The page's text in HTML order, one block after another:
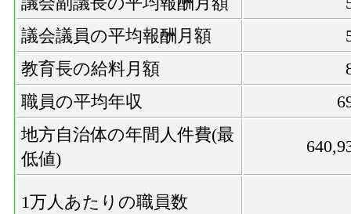
議会議員の平均報酬月額
教育長の給料月額
職員の平均年収
地方自治体の年間人件費(最
低値)
1万人あたりの職員数